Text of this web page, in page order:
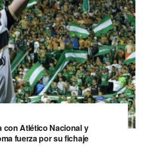
con Atlético Nacional y
fuerza por su fichaje